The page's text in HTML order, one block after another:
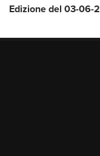
Edizione del 03-06-